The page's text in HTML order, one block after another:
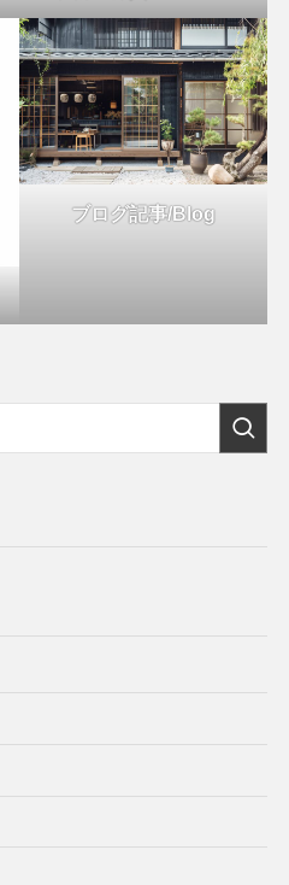
ブログ記事/Blog